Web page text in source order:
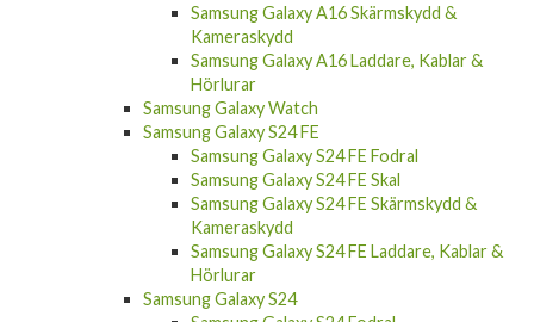
Samsung Galaxy A16 Skärmskydd &
Kameraskydd
Samsung Galaxy A16 Laddare, Kablar &
Hörlurar
Samsung Galaxy Watch
Samsung Galaxy S24 FE
Samsung Galaxy S24 FE Fodral
Samsung Galaxy S24 FE Skal
Samsung Galaxy S24 FE Skärmskydd &
Kameraskydd
Samsung Galaxy S24 FE Laddare, Kablar &
Hörlurar
Samsung Galaxy S24